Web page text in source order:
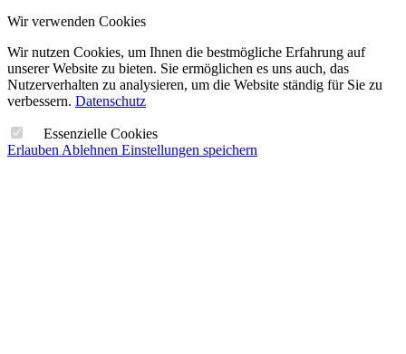
Wir verwenden Cookies
Wir nutzen Cookies, um Ihnen die bestmögliche Erfahrung auf
unserer Website zu bieten. Sie ermöglichen es uns auch, das
Nutzerverhalten zu analysieren, um die Website ständig für Sie zu
verbessern. Datenschutz
Essenzielle Cookies
Erlauben Ablehnen Einstellungen speichern